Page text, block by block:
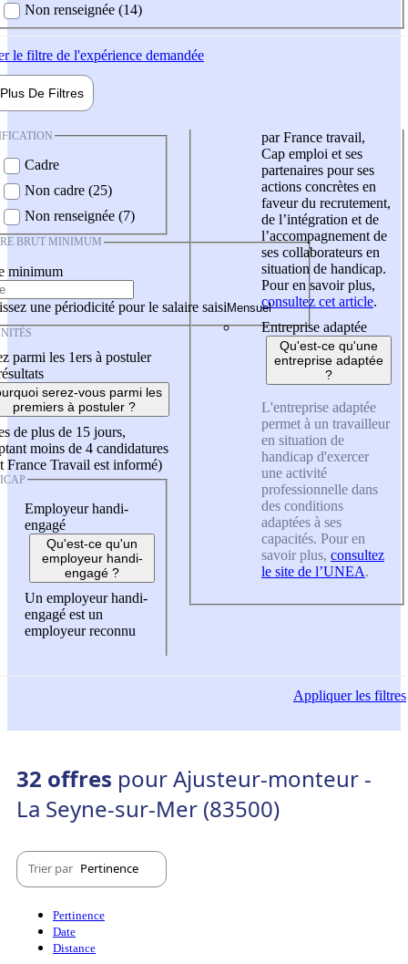
Non renseignée (14)
le filtre de l'expérience demandée
Plus De Filtres
Cadre
Non cadre (25)
Non renseignée (7)
BRUT MINIMUM
minimum
une périodicité pour le salaire saisi
parmi les 1ers à postuler
serez-vous parmi les
premiers à postuler ?
de plus de 15 jours,
moins de 4 candidatures
France Travail est informé)
Employeur handi-
engagé
Qu'est-ce qu'un
employeur handi-
engagé ?
Un employeur handi-
engagé est un
employeur reconnu
par France travail,
Cap emploi et ses
partenaires pour ses
actions concrètes en
faveur du recrutement,
de l’intégration et de
l’accompagnement de
ses collaborateurs en
situation de handicap.
Pour en savoir plus,
consultez cet article.
Entreprise adaptée
Qu'est-ce qu'une
entreprise adaptée
?
L'entreprise adaptée
permet à un travailleur
en situation de
handicap d'exercer
une activité
professionnelle dans
des conditions
adaptées à ses
capacités. Pour en
savoir plus, consultez
le site de l’UNEA.
Appliquerles filtres
32 offres pour Ajusteur-monteur -
La Seyne-sur-Mer (83500)
Trier par Pertinence
Pertinence
Date
Distance